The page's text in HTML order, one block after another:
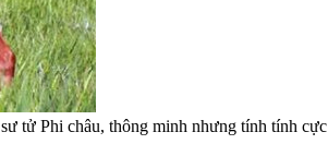
tử Phi châu, thông minh nhưng tính tính